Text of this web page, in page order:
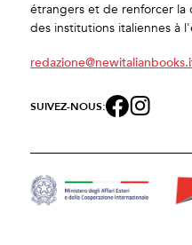
étrangers et de renforcer la
des institutions italiennes à
SUIVEZ-NOUS: